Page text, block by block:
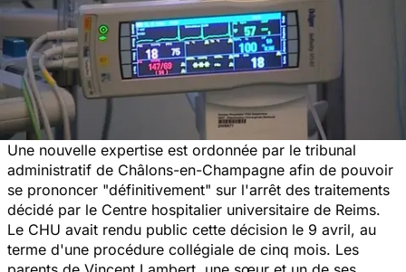
Une nouvelle expertise est ordonnée par le tribunal
administratif de Châlons-en-Champagne afin de pouvoir
se prononcer "définitivement" sur l'arrêt des traitements
décidé par le Centre hospitalier universitaire de Reims.
Le CHU avait rendu public cette décision le 9 avril, au
terme d'une procédure collégiale de cinq mois. Les